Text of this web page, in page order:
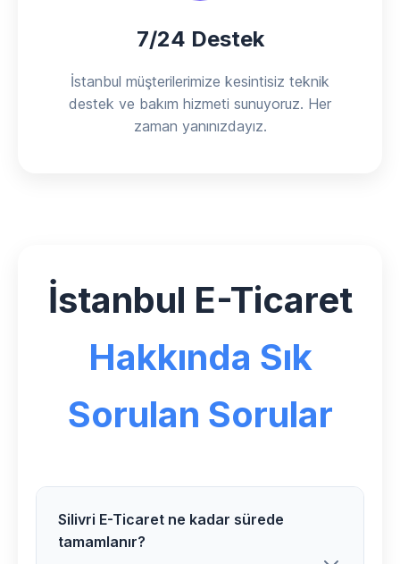
7/24 Destek
İstanbul müşterilerimize kesintisiz teknik
destek ve bakım hizmeti sunuyoruz. Her
zaman yanınızdayız.
İstanbul E-Ticaret
Hakkında Sık
Sorulan Sorular
Silivri E-Ticaret ne kadar sürede
tamamlanır?